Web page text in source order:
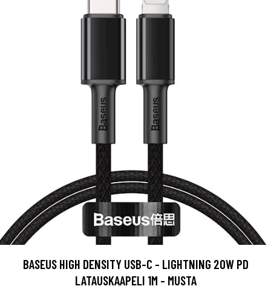
BASEUS HIGH DENSITY USB-C - LIGHTNING 20W PD
LATAUSKAAPELI 1M - MUSTA